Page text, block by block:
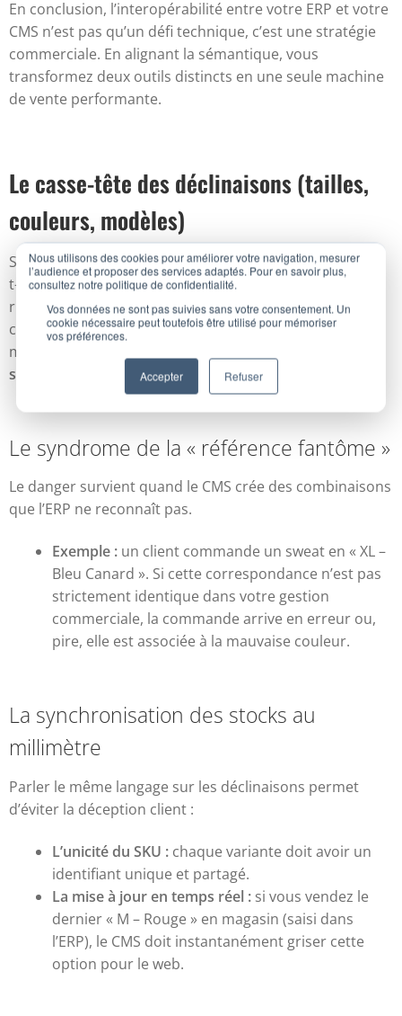
Nous utilisons des cookies pour améliorer votre navigation, mesurer
l’audience et proposer des services adaptés. Pour en savoir plus,
consultez notre politique de confidentialité.
Vos données ne sont pas suivies sans votre consentement. Un
cookie nécessaire peut toutefois être utilisé pour mémoriser
vos préférences.
Accepter Refuser
En conclusion, l’interopérabilité entre votre ERP et votre
CMS n’est pas qu’un défi technique, c’est une stratégie
commerciale. En alignant la sémantique, vous
transformez deux outils distincts en une seule machine
de vente performante.
Le casse-tête des déclinaisons (tailles,
couleurs, modèles)
Si gérer un produit simple est un jeu d’enfant, gérer un
t-shirt décliné en 5 tailles et 3 couleurs demande une
rigueur absolue. Pourquoi ? Parce que pour votre CMS,
c’est
une seule fiche produitavec plusieurs options,
mais pour votre ERP, ce sont
stock distinctes
SKUStock eepingU
Le syndrome de la « référence fantôme »
Le danger survient quand le CMS crée des combinaisons
que l’ERP ne reconnaît pas.
Exemple : un client commande un sweat en « XL –
Bleu Canard ». Si cette correspondance n’est pas
strictement identique dans votre gestion
commerciale, la commande arrive en erreur ou,
pire, elle est associée à la mauvaise couleur.
La synchronisation des stocks au
millimètre
Parler le même langage sur les déclinaisons permet
d’éviter la déception client :
L’unicité du SKU : chaque variante doit avoir un
identifiant unique et partagé.
La mise à jour en temps réel : si vous vendez le
dernier « M – Rouge » en magasin (saisi dans
l’ERP), le CMS doit instantanément griser cette
option pour le web.